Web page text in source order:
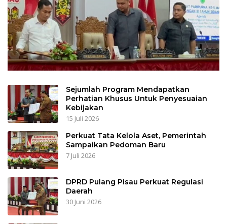
Sejumlah Program Mendapatkan
Perhatian Khusus Untuk Penyesuaian
Kebijakan
15 Juli 2026
Perkuat Tata Kelola Aset, Pemerintah
Sampaikan Pedoman Baru
7 Juli 2026
DPRD Pulang Pisau Perkuat Regulasi
Daerah
30 Juni 2026